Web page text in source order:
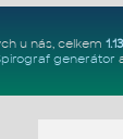
u nás, celkem
generátor